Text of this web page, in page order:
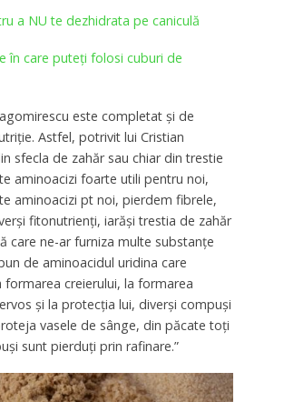
a NU te dezhidrata pe caniculă
în care puteţi folosi cuburi de
este completat și de
Astfel, potrivit lui Cristian
sfecla de zahăr sau chiar din trestie
aminoacizi foarte utili pentru noi,
aminoacizi pt noi, pierdem fibrele,
fitonutrienţi, iarăşi trestia de zahăr
care ne-ar furniza multe substanţe
de aminoacidul uridina care
formarea creierului, la formarea
şi la protecţia lui, diverşi compuşi
vasele de sânge, din păcate toţi
sunt pierduţi prin rafinare.”